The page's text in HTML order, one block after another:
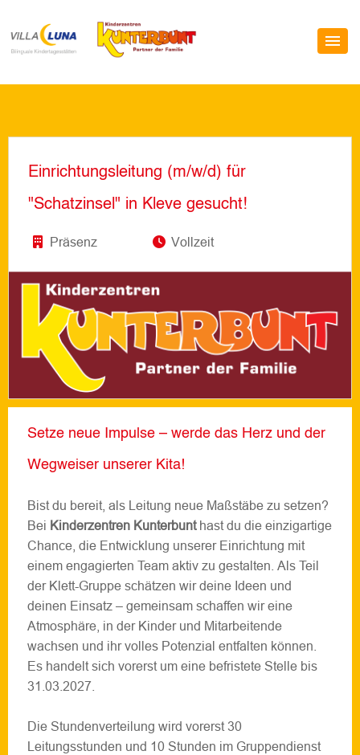
Einrichtungsleitung (m/w/d) für
"Schatzinsel" in Kleve gesucht!
Präsenz Vollzeit
Setze neue Impulse – werde das Herz und der
Wegweiser unserer Kita!
Bist du bereit, als Leitung neue Maßstäbe zu setzen?
Bei Kinderzentren Kunterbunthast du die einzigartige
Chance, die Entwicklung unserer Einrichtung mit
einem engagierten Team aktiv zu gestalten. Als Teil
der Klett-Gruppe schätzen wir deine Ideen und
deinen Einsatz – gemeinsam schaffen wir eine
Atmosphäre, in der Kinder und Mitarbeitende
wachsen und ihr volles Potenzial entfalten können.
Es handelt sich vorerst um eine befristete Stelle bis
31.03.2027.
Die Stundenverteilung wird vorerst 30
Leitungsstunden und 10 Stunden im Gruppendienst